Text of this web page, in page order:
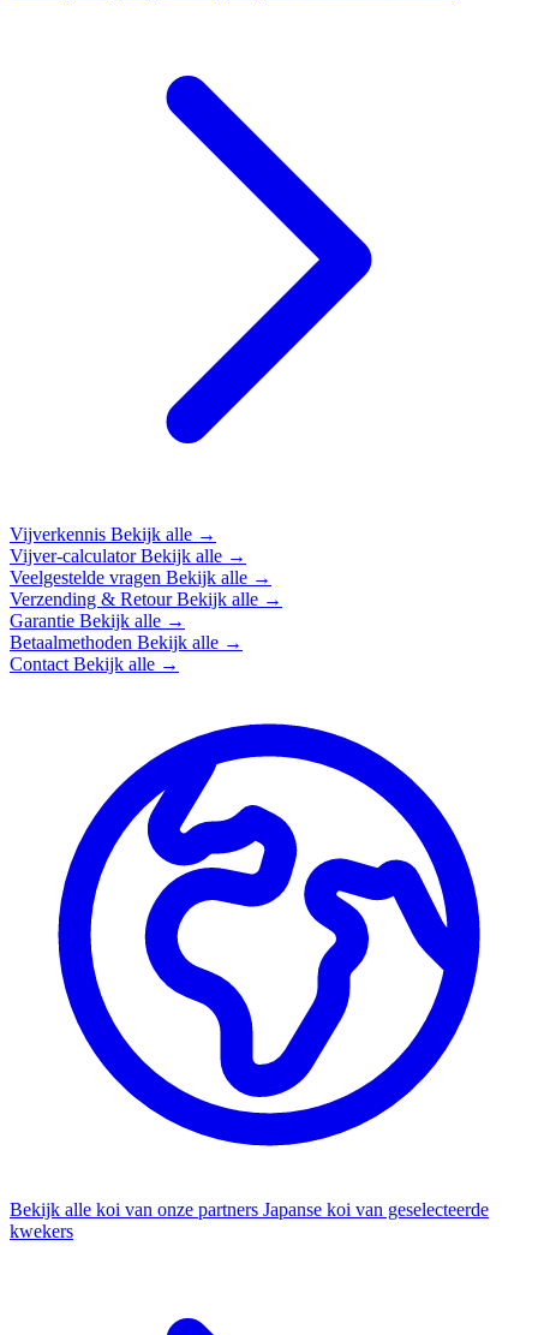
Vijverkennis Bekijk alle →
Vijver-calculatorBekijk alle →
Veelgestelde vragen Bekijk alle →
Verzending & RetourBekijk alle →
Garantie Bekijk alle →
Betaalmethoden Bekijk alle →
Contact Bekijk alle →
Bekijk alle koi van onze partners Japanse koi van geselecteerde
kwekers